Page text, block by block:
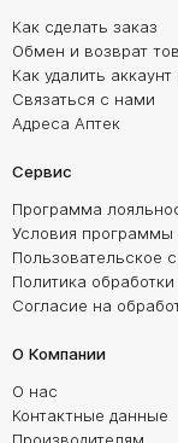
Как сделать заказ
Обмен и возврат
Как удалить аккаунт
Связаться с нами
Адреса Аптек
Сервис
Программа
Условия программы
Пользовательское
Политика
Согласие на
О Компании
О нас
Контактные данные